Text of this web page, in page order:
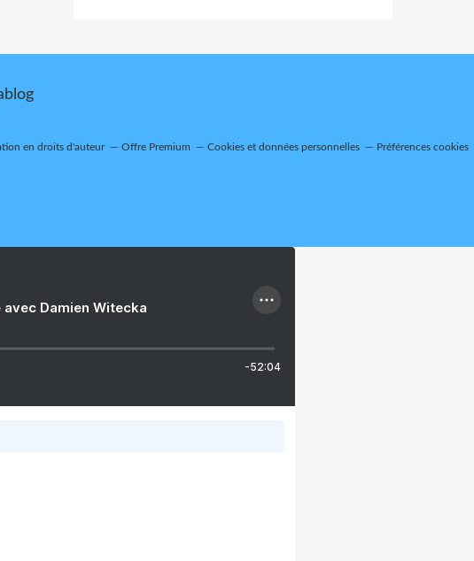
en droits d'auteur Offre Premium Cookies et données personnelles Préférences cookies
Damien Witecka
-52:04